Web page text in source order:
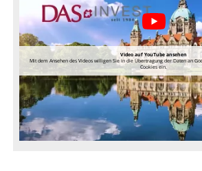
Video auf YouTube ansehen
Mit dem Ansehen des Videos willigen Sie in die Übertragung der Daten an
Cookies ein.